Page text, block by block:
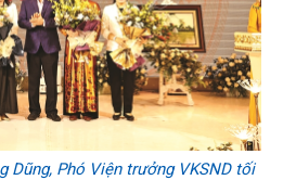
Dũng, Phó Viện trưởng VKSND tối